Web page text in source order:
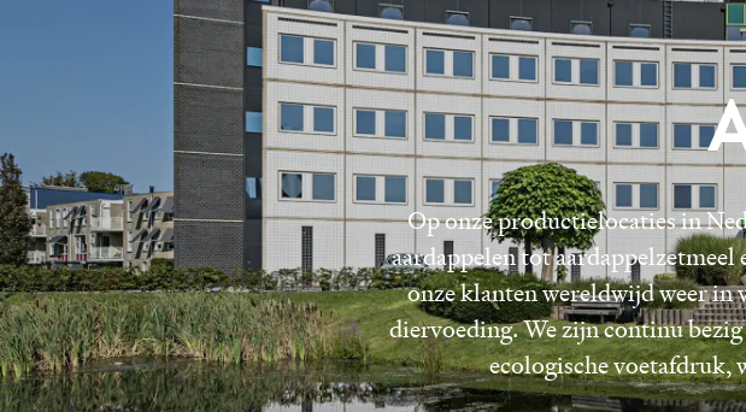
Op onze productielocaties in
aardappelen tot
onze klanten wereldwijd weer in
diervoeding. We zijn continu bezig
ecologische voetafdruk,